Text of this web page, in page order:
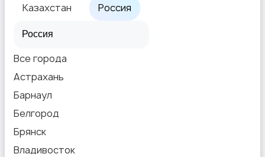
Казахстан Россия
Все города
Астрахань
Барнаул
Белгород
Брянск
Владивосток